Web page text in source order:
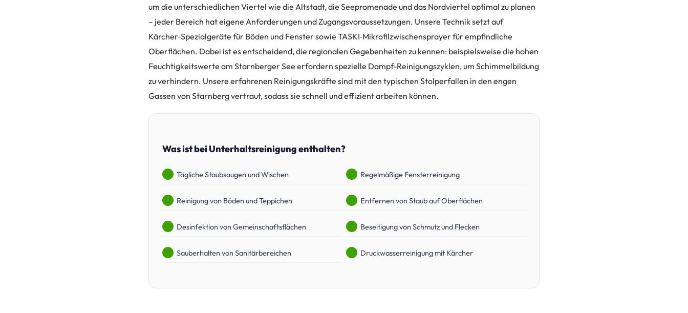
um die unterschiedlichen Viertel wie die Altstadt, die Seepromenade und das Nordviertel optimal zu planen
– jeder Bereich hat eigene Anforderungen und Zugangsvoraussetzungen. Unsere Technik setzt auf
Kärcher‑Spezialgeräte für Böden und Fenster sowie TASKI‑Mikrofilzwischensprayer für empfindliche
Oberflächen. Dabei ist es entscheidend, die regionalen Gegebenheiten zu kennen: beispielsweise die hohen
Feuchtigkeitswerte am Starnberger See erfordern spezielle Dampf-Reinigungszyklen, um Schimmelbildung
zu verhindern. Unsere erfahrenen Reinigungskräfte sind mit den typischen Stolperfallen in den engen
Gassen von Starnberg vertraut, sodass sie schnell und effizient arbeiten können.
Was ist bei Unterhaltsreinigung enthalten?
Tägliche Staubsaugen und Wischen Regelmäßige Fensterreinigung
Reinigung von Böden und Teppichen Entfernen von Staub auf Oberflächen
Desinfektion von Gemeinschaftsflächen Beseitigung von Schmutz und Flecken
Sauberhalten von Sanitärbereichen Druckwasserreinigung mit Kärcher